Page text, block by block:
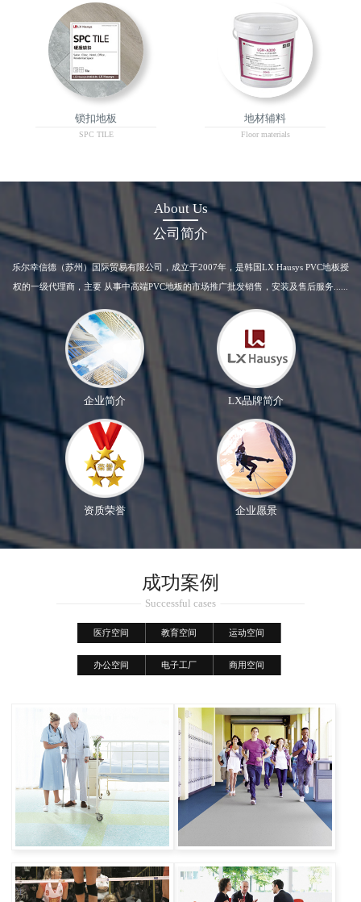
锁扣地板
SPC TILE
地材辅料
Floor materials
About Us
公司简介
乐尔幸信德（苏州）国际贸易有限公司，成立于2007年，是韩国LX Hausys PVC地板授
权的一级代理商，主要 从事中高端PVC地板的市场推广批发销售，安装及售后服务......
企业简介 LX品牌简介
资质荣誉 企业愿景
成功案例
Successful cases
医疗空间 教育空间 运动空间
办公空间 电子工厂 商用空间